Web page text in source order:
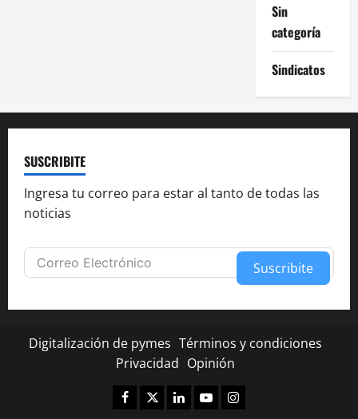
Sin
categoría
Sindicatos
SUSCRIBITE
Ingresa tu correo para estar al tanto de todas las
noticias
Suscribite
Digitalización de pymes Términos y condiciones
Privacidad Opinión
Facebook
TwitterLinkedinYoutubeInstagram